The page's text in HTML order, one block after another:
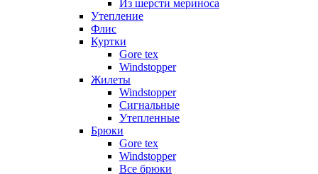
Из шерсти мериноса
Утепление
Флис
Куртки
Gore tex
Windstopper
Жилеты
Windstopper
Сигнальные
Утепленные
Брюки
Gore tex
Windstopper
Все брюки